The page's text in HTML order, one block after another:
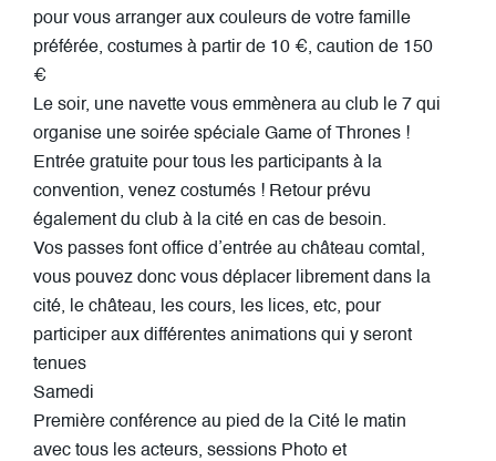
pour vous arranger aux couleurs de votre famille
préférée, costumes à partir de 10 €, caution de 150
€
Le soir, une navette vous emmènera au club le 7 qui
organise une soirée spéciale Game of Thrones !
Entrée gratuite pour tous les participants à la
convention, venez costumés ! Retour prévu
également du club à la cité en cas de besoin.
Vos passes font office d’entrée au château comtal,
vous pouvez donc vous déplacer librement dans la
cité, le château, les cours, les lices, etc, pour
participer aux différentes animations qui y seront
tenues
Samedi
Première conférence au pied de la Cité le matin
avec tous les acteurs, sessions Photo et